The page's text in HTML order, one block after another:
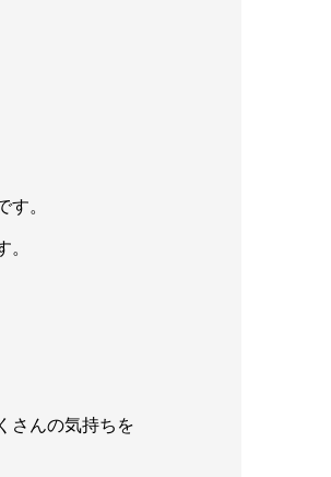
。
さんの気持ちを